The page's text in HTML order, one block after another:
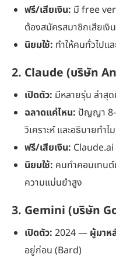
ฟรี/เสียเงิน: มี free
ต้องสมัครสมาชิกเสียเงิน
นิยมใช้: ทำให้คนทั่วไปแ
2. Claude (บริษัท
เปิดตัว: มีหลายรุ่น ล่าสุ
ฉลาดแค่ไหน: ปัญญา 8-
วิเคราะห์ และอธิบายทำไ
ฟรี/เสียเงิน: Claude.ai
นิยมใช้: คนทำคอนเทน
ความแม่นยำสูง
3. Gemini (บริษัท
เปิดตัว: 2024 — ผู้มาห
อยู่ก่อน (Bard)